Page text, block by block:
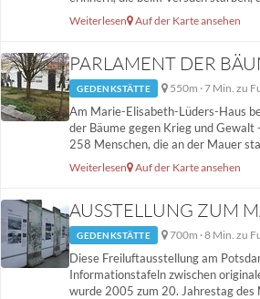
Weiterlesen Auf der Karte ansehen
PARLAMENT DER
GEDENKSTÄTTE 550m · 7 Min. zu
Am Marie-Elisabeth-Lüders-Haus
der Bäume gegen Krieg und
258 Menschen, die an der Mauer
Weiterlesen Auf der Karte ansehen
AUSSTELLUNG ZUM
GEDENKSTÄTTE 700m · 8 Min. zu
Diese Freiluftausstellung am
Informationstafeln zwischen
wurde 2005 zum 20. Jahrestag des